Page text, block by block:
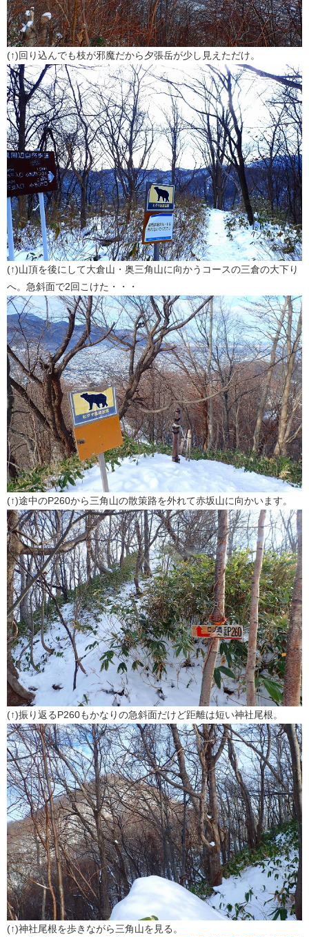
(↑)回り込んでも枝が邪魔だから夕張岳が少し見えただけ。
(↑)山頂を後にして大倉山・奥三角山に向かうコースの三倉の大下り
へ。急斜面で2回こけた・・・
(↑)途中のP260から三角山の散策路を外れて赤坂山に向かいます。
(↑)振り返るP260もかなりの急斜面だけど距離は短い神社尾根。
(↑)神社尾根を歩きながら三角山を見る。